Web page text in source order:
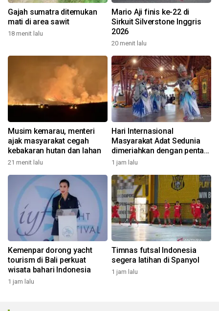
Gajah sumatra ditemukan
mati di area sawit
18 menit lalu
Mario Aji finis ke-22 di
Sirkuit Silverstone Inggris
2026
20 menit lalu
Musim kemarau, menteri
ajak masyarakat cegah
kebakaran hutan dan lahan
21 menit lalu
Hari Internasional
Masyarakat Adat Sedunia
dimeriahkan dengan pentas
seni budaya Bali
1 jam lalu
Kemenpar dorong yacht
tourism di Bali perkuat
wisata bahari Indonesia
1 jam lalu
Timnas futsal Indonesia
segera latihan di Spanyol
1 jam lalu